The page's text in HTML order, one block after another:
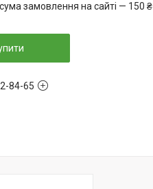
замовлення на сайті — 150 ₴
84-65